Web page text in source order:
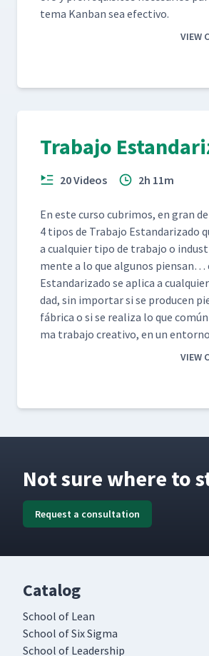
tema Kan­ban sea efectivo.
VIEW
Trabajo
20 Videos 2h 11m
En este cur­so cub­ri­mos, en gran
4 tipos de Tra­ba­jo Estandariza­do
a cualquier tipo de tra­ba­jo o
mente a lo que algunos pien­san…
Estandariza­do se apli­ca a
dad, sin impor­tar si se pro­ducen
fábri­ca o si se real­iza lo que
ma tra­ba­jo cre­ati­vo, en un
VIEW
Not sure where to
Request a consultation
Catalog
School of Lean
School of Six Sigma
School of Leadership